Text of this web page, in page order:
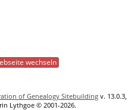
wechseln
of Genealogy Sitebuilding v. 13.0.3,
Lythgoe © 2001-2026.